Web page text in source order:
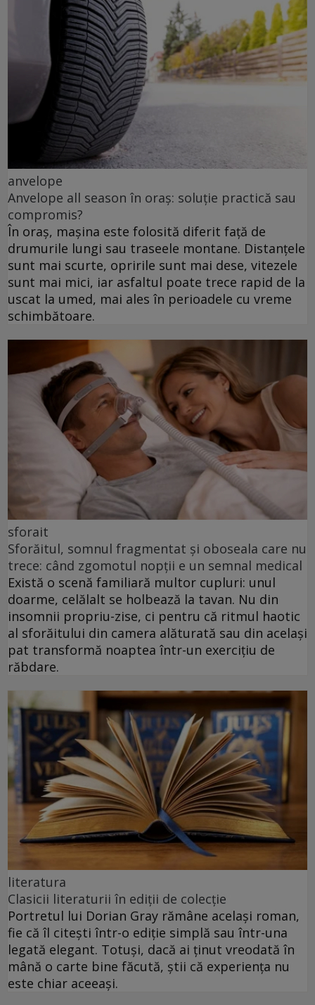
anvelope
Anvelope all season în oraș: soluție practică sau
compromis?
În oraș, mașina este folosită diferit față de
drumurile lungi sau traseele montane. Distanțele
sunt mai scurte, opririle sunt mai dese, vitezele
sunt mai mici, iar asfaltul poate trece rapid de la
uscat la umed, mai ales în perioadele cu vreme
schimbătoare.
sforait
Sforăitul, somnul fragmentat și oboseala care nu
trece: când zgomotul nopții e un semnal medical
Există o scenă familiară multor cupluri: unul
doarme, celălalt se holbează la tavan. Nu din
insomnii propriu-zise, ci pentru că ritmul haotic
al sforăitului din camera alăturată sau din același
pat transformă noaptea într-un exercițiu de
răbdare.
literatura
Clasicii literaturii în ediții de colecție
Portretul lui Dorian Gray rămâne același roman,
fie că îl citești într-o ediție simplă sau într-una
legată elegant. Totuși, dacă ai ținut vreodată în
mână o carte bine făcută, știi că experiența nu
este chiar aceeași.